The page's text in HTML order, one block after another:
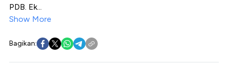
PDB. Ek...
Show More
Bagikan: